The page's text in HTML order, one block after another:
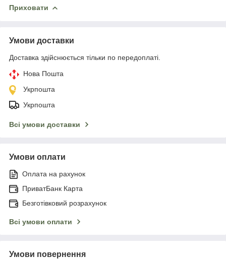
Приховати
Умови доставки
Доставка здійснюється тільки по передоплаті.
Нова Пошта
Укрпошта
Укрпошта
Всі умови доставки
Умови оплати
Оплата на рахунок
ПриватБанк Карта
Безготівковий розрахунок
Всі умови оплати
Умови повернення